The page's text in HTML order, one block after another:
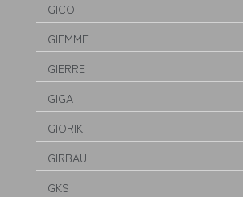
GICO
GIEMME
GIERRE
GIGA
GIORIK
GIRBAU
GKS